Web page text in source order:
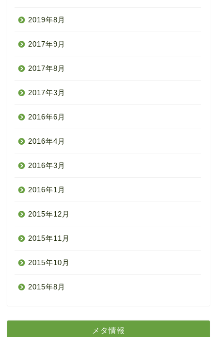
2019年8月
2017年9月
2017年8月
2017年3月
2016年6月
2016年4月
2016年3月
2016年1月
2015年12月
2015年11月
2015年10月
2015年8月
メタ情報